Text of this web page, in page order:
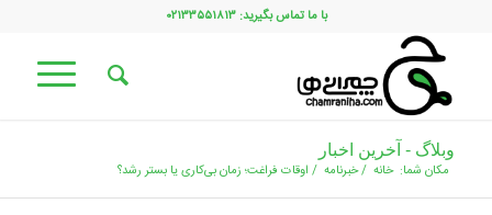
با ما تماس بگیرید: ۰۲۱۳۳۵۵۱۸۱۳
وبلاگ - آخرین اخبار
مکان شما: خانه /خبرنامه / اوقات فراغت؛ زمان بی‌کاری یا بستر رشد؟